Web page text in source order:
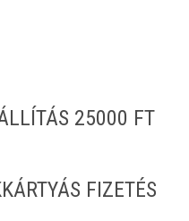
25000 FT
FIZETÉS